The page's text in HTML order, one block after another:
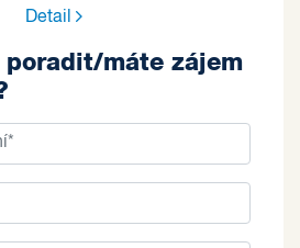
Detail
poradit/máte zájem